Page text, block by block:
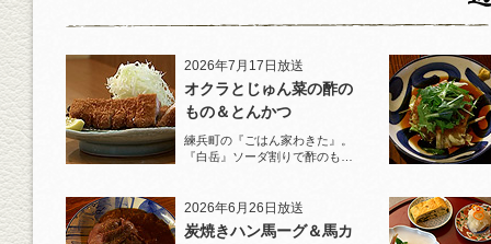
2026年7月17日放送
オクラとじゅん菜の酢の
もの＆とんかつ
練兵町の『ごはん家わきた』。
『白岳』ソーダ割りで酢のもの
2026年6月26日放送
炭焼きハン馬ーグ＆馬カ